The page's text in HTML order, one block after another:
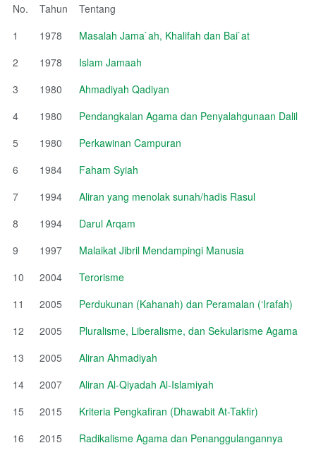
No. Tahun
Tentang
1
1978
Masalah Jama`ah, Khalifah dan Bai`at
2
1978
Islam Jamaah
3
1980
Ahmadiyah Qadiyan
4
1980
Pendangkalan Agama dan Penyalahgunaan Dalil
5
1980
Perkawinan Campuran
6
1984
Faham Syiah
7
1994
Aliran yang menolak sunah/hadis Rasul
8
1994
Darul Arqam
9
1997
Malaikat Jibril Mendampingi Manusia
10
2004
Terorisme
11
2005
Perdukunan (Kahanah) dan Peramalan (‘Irafah)
12
2005
Pluralisme, Liberalisme, dan Sekularisme Agama
13
2005
Aliran Ahmadiyah
14
2007
Aliran Al-Qiyadah Al-Islamiyah
15
2015
Kriteria Pengkafiran (Dhawabit At-Takfir)
16
2015
Radikalisme Agama dan Penanggulangannya